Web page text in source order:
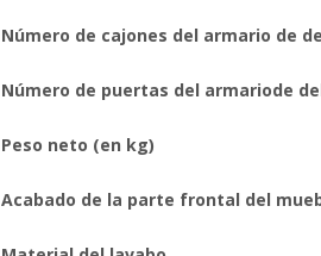
Número de cajones del armario de
Número de puertas del armariode
Peso neto (en kg)
Acabado de la parte frontal del